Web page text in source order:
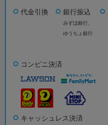
代金引換 銀行振込
みずほ銀行、
ゆうちょ銀行
コンビニ決済
キャッシュレス決済